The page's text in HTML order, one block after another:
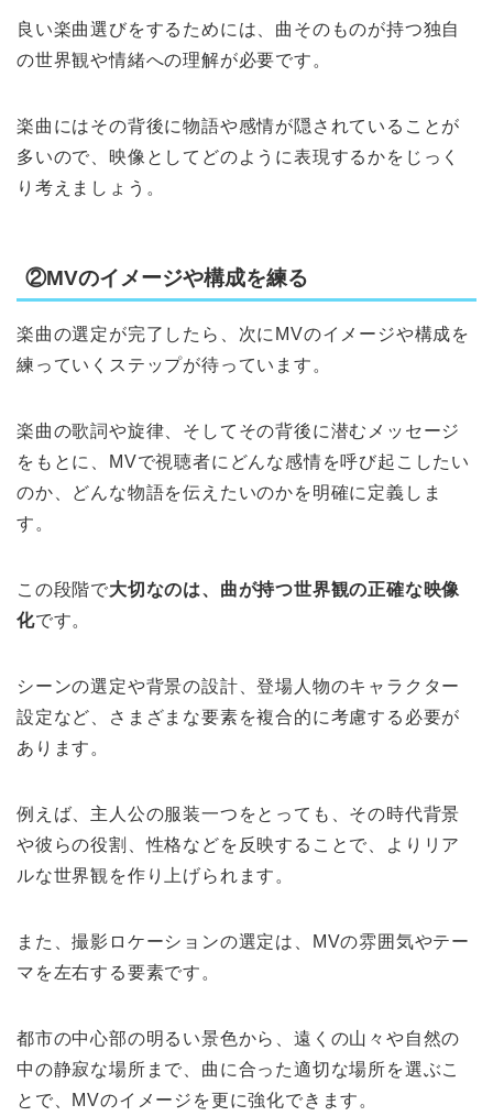
良い楽曲選びをするためには、曲そのものが持つ独自
の世界観や情緒への理解が必要です。
楽曲にはその背後に物語や感情が隠されていることが
多いので、映像としてどのように表現するかをじっく
り考えましょう。
②MVのイメージや構成を練る
楽曲の選定が完了したら、次にMVのイメージや構成を
練っていくステップが待っています。
楽曲の歌詞や旋律、そしてその背後に潜むメッセージ
をもとに、MVで視聴者にどんな感情を呼び起こしたい
のか、どんな物語を伝えたいのかを明確に定義しま
す。
この段階で大切なのは、曲が持つ世界観の正確な映像
化です。
シーンの選定や背景の設計、登場人物のキャラクター
設定など、さまざまな要素を複合的に考慮する必要が
あります。
例えば、主人公の服装一つをとっても、その時代背景
や彼らの役割、性格などを反映することで、よりリア
ルな世界観を作り上げられます。
また、撮影ロケーションの選定は、MVの雰囲気やテー
マを左右する要素です。
都市の中心部の明るい景色から、遠くの山々や自然の
中の静寂な場所まで、曲に合った適切な場所を選ぶこ
とで、MVのイメージを更に強化できます。